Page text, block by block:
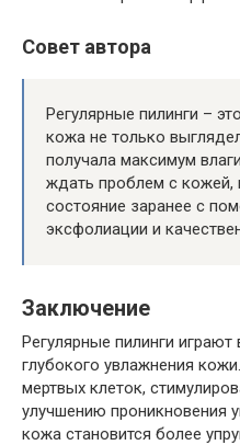
Совет автора
Регулярные пилинги –
кожа не только
получала максимум
ждать проблем с кожей,
состояние заранее с
эксфолиации и
Заключение
Регулярные пилинги
глубокого увлажнения
мертвых клеток,
улучшению проникновения
кожа становится более